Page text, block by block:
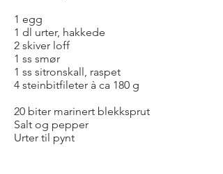
1 egg
1 dl urter, hakkede
2 skiver loff
1 ss smør
1 ss sitronskall, raspet
4 steinbitfileter à ca 180 g
20 biter marinert blekksprut
Salt og pepper
Urter til pynt